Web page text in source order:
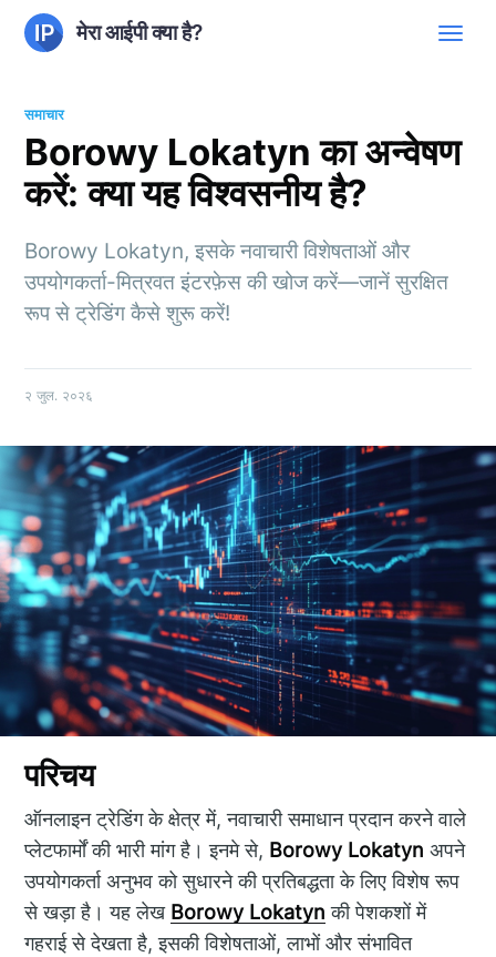
मेरा आईपी क्या है?
समाचार
Borowy Lokatyn का अन्वेषण
करें: क्या यह विश्वसनीय है?
Borowy Lokatyn, इसके नवाचारी विशेषताओं और
उपयोगकर्ता-मित्रवत इंटरफ़ेस की खोज करें—जानें सुरक्षित
रूप से ट्रेडिंग कैसे शुरू करें!
२ जुल. २०२६
परिचय
ऑनलाइन ट्रेडिंग के क्षेत्र में, नवाचारी समाधान प्रदान करने वाले
प्लेटफार्मों की भारी मांग है। इनमे से, Borowy Lokatyn अपने
उपयोगकर्ता अनुभव को सुधारने की प्रतिबद्धता के लिए विशेष रूप
से खड़ा है। यह लेख Borowy Lokatyn की पेशकशों में
गहराई से देखता है, इसकी विशेषताओं, लाभों और संभावित